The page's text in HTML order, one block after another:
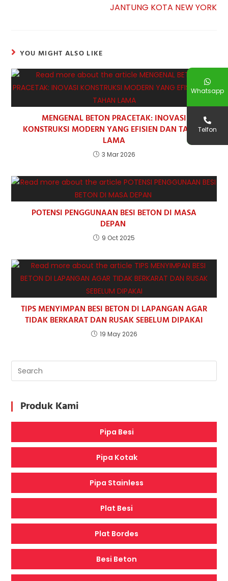
JANTUNG KOTA NEW YORK
YOU MIGHT ALSO LIKE
MENGENAL BETON PRACETAK: INOVASI
KONSTRUKSI MODERN YANG EFISIEN DAN TAHAN
LAMA
3 Mar 2026
POTENSI PENGGUNAAN BESI BETON DI MASA
DEPAN
9 Oct 2025
TIPS MENYIMPAN BESI BETON DI LAPANGAN AGAR
TIDAK BERKARAT DAN RUSAK SEBELUM DIPAKAI
19 May 2026
Produk Kami
Pipa Besi
Pipa Kotak
Pipa Stainless
Plat Besi
Plat Bordes
Besi Beton
Whatsapp
Telfon